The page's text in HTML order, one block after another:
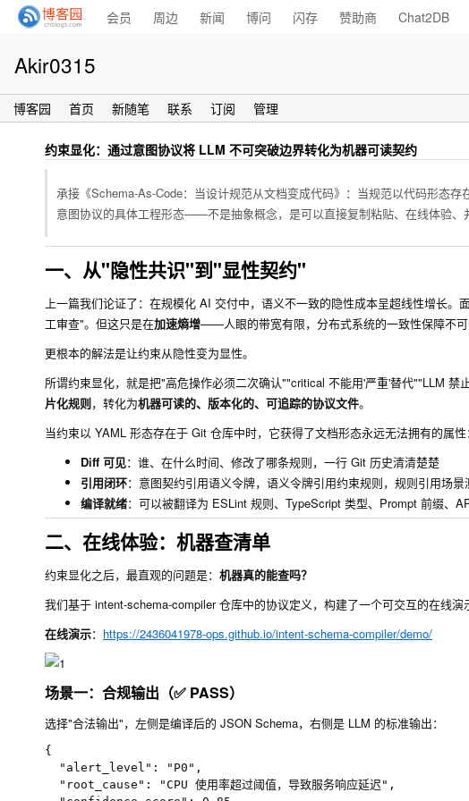
会员 周边 新闻 博问 闪存 赞助商 Chat2DB
Akir0315
博客园 首页 新随笔 联系 订阅 管理
约束显化：通过意图协议将 LLM 不可突破边界转化为机器可读契约
承接《Schema-As-Code：当设计规范从文档变成代码》：当规范以代码形态存
意图协议的具体工程形态——不是抽象概念，是可以直接复制粘贴、在线体验、
一、从"隐性共识"到"显性契约"
上一篇我们论证了：在规模化 AI 交付中，语义不一致的隐性成本呈超线性增长
工审查"。但这只是在加速熵增——人眼的带宽有限，分布式系统的一致性保障不可
更根本的解法是让约束从隐性变为显性。
所谓约束显化，就是把"高危操作必须二次确认""critical 不能用'严重'替代""LLM
片化规则，转化为机器可读的、版本化的、可追踪的协议文件。
当约束以 YAML 形态存在于 Git 仓库中时，它获得了文档形态永远无法拥有的属性：
Diff 可见：谁、在什么时间、修改了哪条规则，一行 Git 历史清清楚楚
引用闭环：意图契约引用语义令牌，语义令牌引用约束规则，规则引用场
编译就绪：可以被翻译为 ESLint 规则、TypeScript 类型、Prompt 前缀
二、在线体验：机器查清单
约束显化之后，最直观的问题是： 机器真的能查吗？
我们基于 intent-schema-compiler仓库中的协议定义，构建了一个可交互的在线
在线演示： https://2436041978-ops.github.io/intent-schema-compiler/demo/
场景一：合规输出（✅ PASS）
选择"合法输出"，左侧是编译后的 JSON Schema，右侧是 LLM 的标准输出：
{
  "alert_level": "P0",
  "root_cause": "CPU 使用率超过阈值，导致服务响应延迟",